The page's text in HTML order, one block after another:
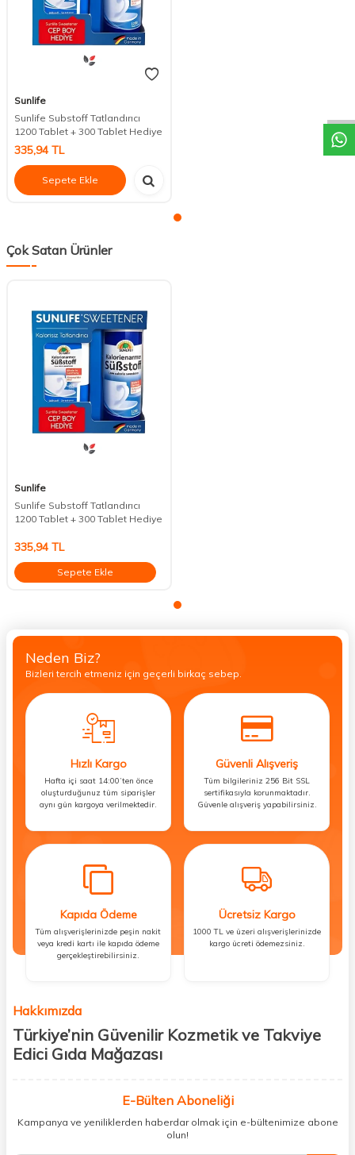
Sunlife
Sunlife Substoff Tatlandırıcı
1200 Tablet + 300 Tablet Hediye
335,94 TL
Sepete Ekle
Çok Satan Ürünler
Sunlife
Sunlife Substoff Tatlandırıcı
1200 Tablet + 300 Tablet Hediye
335,94 TL
Sepete Ekle
Neden Biz?
Bizleri tercih etmeniz için geçerli birkaç sebep.
Hızlı Kargo
Hafta içi saat 14:00’ten önce
oluşturduğunuz tüm siparişler
aynı gün kargoya verilmektedir.
Güvenli Alışveriş
Tüm bilgileriniz 256 Bit SSL
sertifikasıyla korunmaktadır.
Güvenle alışveriş yapabilirsiniz.
Kapıda Ödeme
Tüm alışverişlerinizde peşin nakit
veya kredi kartı ile kapıda ödeme
gerçekleştirebilirsiniz.
Ücretsiz Kargo
1000 TL ve üzeri alışverişlerinizde
kargo ücreti ödemezsiniz.
Hakkımızda
Türkiye’nin Güvenilir Kozmetik ve Takviye
Edici Gıda Mağazası
kişisel bakım hem de takviye edici gıda ürünlerini sizlerle
buluşturuyoruz. Artık mağaza mağaza dolaşmanıza gerek yok;
ihtiyacınız olan her şeyi tek bir çatı altında topluyor ve kapınıza kadar
E-Bülten Aboneliği
Kampanya ve yeniliklerden haberdar olmak için e-bültenimize abone
olun!